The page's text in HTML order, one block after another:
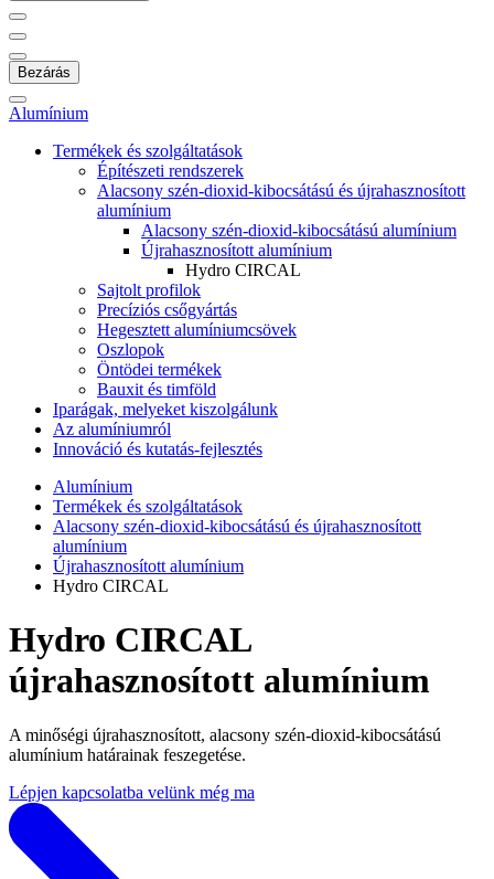
Bezárás
Alumínium
Termékek és szolgáltatások
Építészeti rendszerek
Alacsony szén-dioxid-kibocsátású és újrahasznosított
alumínium
Alacsony szén-dioxid-kibocsátású alumínium
Újrahasznosított alumínium
Hydro CIRCAL
Sajtolt profilok
Precíziós csőgyártás
Hegesztett alumíniumcsövek
Oszlopok
Öntödei termékek
Bauxit és timföld
Iparágak, melyeket kiszolgálunk
Az alumíniumról
Innováció és kutatás-fejlesztés
Alumínium
Termékek és szolgáltatások
Alacsony szén-dioxid-kibocsátású és újrahasznosított
alumínium
Újrahasznosított alumínium
Hydro CIRCAL
Hydro CIRCAL
újrahasznosított alumínium
A minőségi újrahasznosított, alacsony szén-dioxid-kibocsátású
alumínium határainak feszegetése.
Lépjen kapcsolatba velünk még ma